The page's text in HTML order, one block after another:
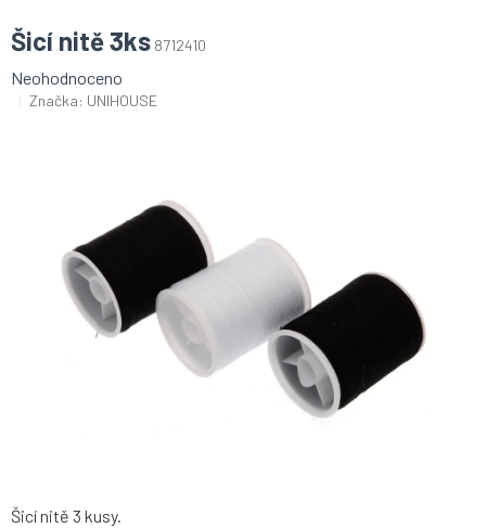
Šicí nitě 3ks 8712410
Průměrné
hodnocení
Neohodnoceno
Značka: UNIHOUSE
Šicí nitě 3 kusy.